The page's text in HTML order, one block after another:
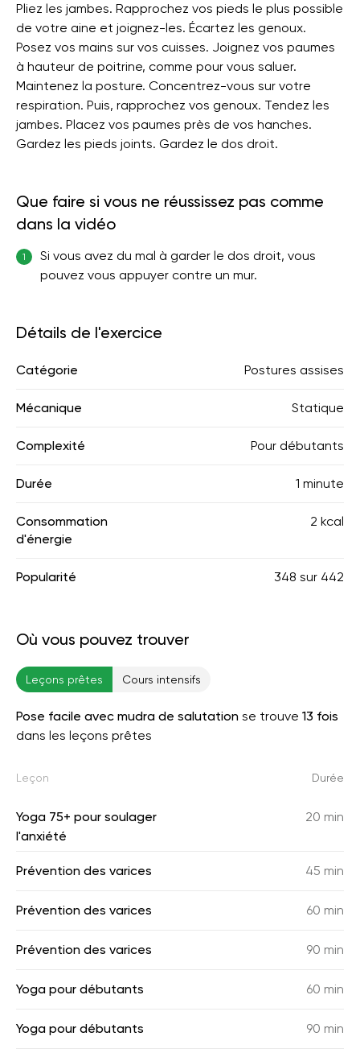
Pliez les jambes. Rapprochez vos pieds le plus possible
de votre aine et joignez-les. Écartez les genoux.
Posez vos mains sur vos cuisses. Joignez vos paumes
à hauteur de poitrine, comme pour vous saluer.
Maintenez la posture. Concentrez-vous sur votre
respiration. Puis, rapprochez vos genoux. Tendez les
jambes. Placez vos paumes près de vos hanches.
Gardez les pieds joints. Gardez le dos droit.
Que faire si vous ne réussissez pas comme
dans la vidéo
1
Si vous avez du mal à garder le dos droit, vous
pouvez vous appuyer contre un mur.
Détails de l'exercice
Catégorie Postures assises
Mécanique Statique
Complexité Pour débutants
Durée 1 minute
Consommation
d'énergie
2 kcal
Popularité 348 sur 442
Où vous pouvez trouver
Leçons prêtes Cours intensifs
Pose facile avec mudra de salutation se trouve 13 fois
dans les leçons prêtes
Leçon Durée
Yoga 75+ pour soulager
l'anxiété
20 min
Prévention des varices 45 min
Prévention des varices 60 min
Prévention des varices 90 min
Yoga pour débutants 60 min
Yoga pour débutants 90 min